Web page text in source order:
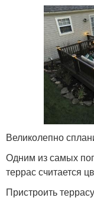
Великолепно
Одним из самых
террас считается
Пристроить